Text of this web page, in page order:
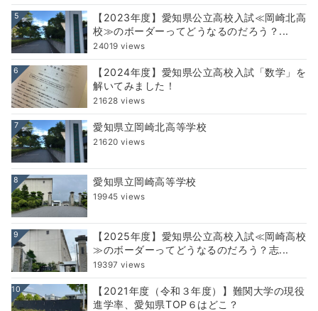
5
【2023年度】愛知県公立高校入試≪岡崎北高
校≫のボーダーってどうなるのだろう？...
24019 views
6
【2024年度】愛知県公立高校入試「数学」を
解いてみました！
21628 views
7 愛知県立岡崎北高等学校
21620 views
8 愛知県立岡崎高等学校
19945 views
9
【2025年度】愛知県公立高校入試≪岡崎高校
≫のボーダーってどうなるのだろう？志...
19397 views
10
【2021年度（令和３年度）】難関大学の現役
進学率、愛知県TOP６はどこ？